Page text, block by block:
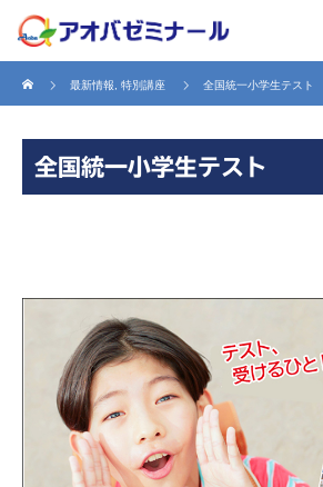
最新情報
特別講座 全国統一小学生テスト
全国統一小学生テスト